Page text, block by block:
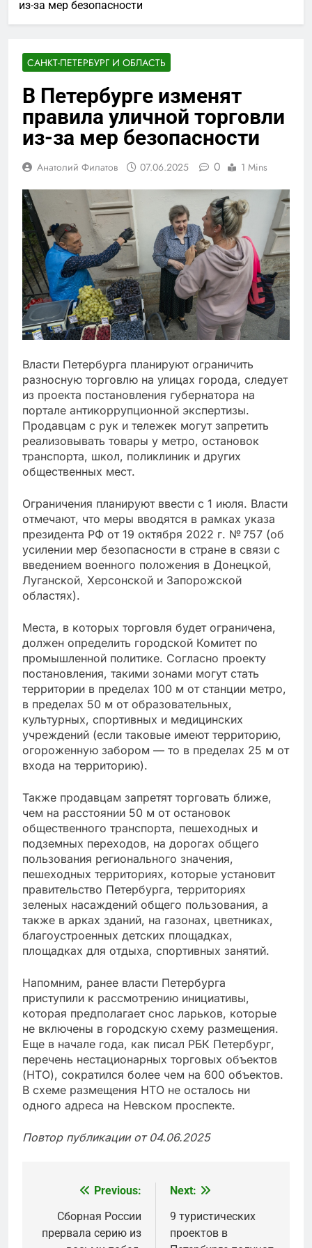
из-за мер безопасности
САНКТ-ПЕТЕРБУРГ И ОБЛАСТЬ
В Петербурге изменят
правила уличной торговли
из-за мер безопасности
Анатолий Филатов 07.06.2025 0 1 Mins
Власти Петербурга планируют ограничить
разносную торговлю на улицах города, следует
из проекта постановления губернатора на
портале антикоррупционной экспертизы.
Продавцам с рук и тележек могут запретить
реализовывать товары у метро, остановок
транспорта, школ, поликлиник и других
общественных мест.
Ограничения планируют ввести с 1 июля. Власти
отмечают, что меры вводятся в рамках указа
президента РФ от 19 октября 2022 г. № 757 (об
усилении мер безопасности в стране в связи с
введением военного положения в Донецкой,
Луганской, Херсонской и Запорожской
областях).
Места, в которых торговля будет ограничена,
должен определить городской Комитет по
промышленной политике. Согласно проекту
постановления, такими зонами могут стать
территории в пределах 100 м от станции метро,
в пределах 50 м от образовательных,
культурных, спортивных и медицинских
учреждений (если таковые имеют территорию,
огороженную забором — то в пределах 25 м от
входа на территорию).
Также продавцам запретят торговать ближе,
чем на расстоянии 50 м от остановок
общественного транспорта, пешеходных и
подземных переходов, на дорогах общего
пользования регионального значения,
пешеходных территориях, которые установит
правительство Петербурга, территориях
зеленых насаждений общего пользования, а
также в арках зданий, на газонах, цветниках,
благоустроенных детских площадках,
площадках для отдыха, спортивных занятий.
Напомним, ранее власти Петербурга
приступили к рассмотрению инициативы,
которая предполагает снос ларьков, которые
не включены в городскую схему размещения.
Еще в начале года, как писал РБК Петербург,
перечень нестационарных торговых объектов
(НТО), сократился более чем на 600 объектов.
В схеме размещения НТО не осталось ни
одного адреса на Невском проспекте.
Повтор публикации от 04.06.2025
navigation
Previous:
Сборная России
прервала серию из
Next:
9 туристических
проектов в